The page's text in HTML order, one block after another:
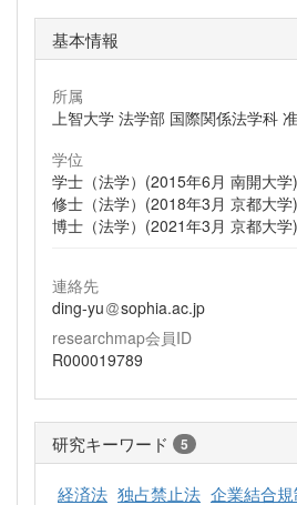
基本情報
所属
上智大学 法学部 国際関係法学科
学位
学士（法学）(2015年6月 南開大学)
修士（法学）(2018年3月 京都大学)
博士（法学）(2021年3月 京都大学)
連絡先
ding-yu
sophia.ac.jp
researchmap会員ID
R000019789
研究キーワード 5
経済法 独占禁止法 企業結合規